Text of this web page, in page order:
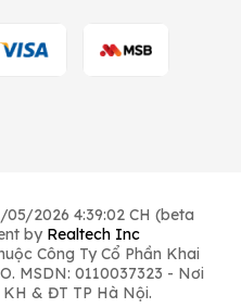
2026 4:39:02 CH (beta
by Realtech Inc
Công Ty Cổ Phần Khai
MSDN: 0110037323 - Nơi
& ĐT TP Hà Nội.